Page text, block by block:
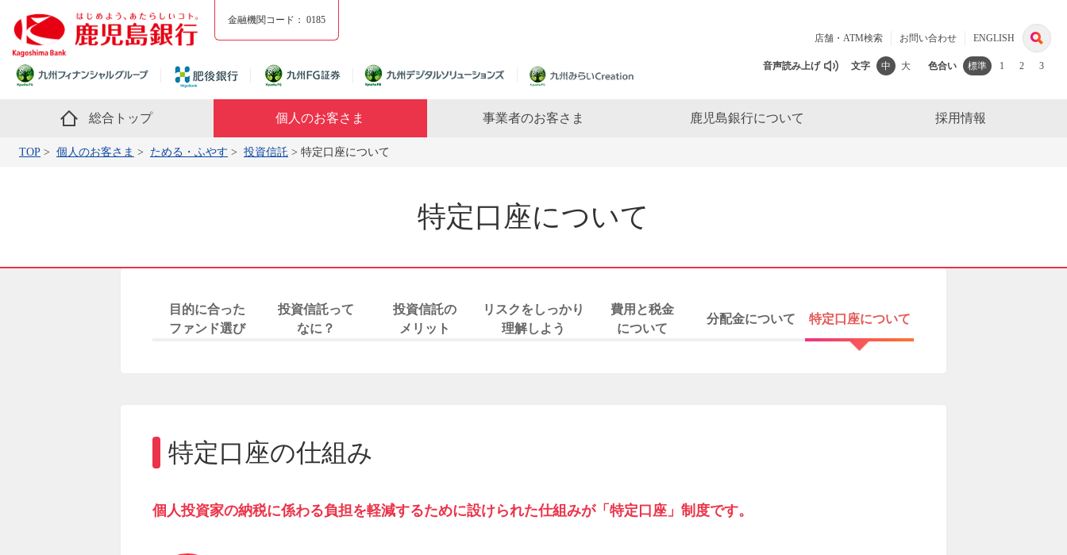
金融機関コード： 0185
店舗・ATM検索
お問い合わせ ENGLISH
検
索
音声読み上げ
文字 中 大 色合い 標準 1 2 3
総合トップ 個人のお客さま 事業者のお客さま 鹿児島銀行について 採用情報
TOP 個人のお客さま ためる・ふやす 投資信託 特定口座について
特定口座について
目的に合った
ファンド選び
投資信託って
なに？
投資信託の
メリット
リスクをしっかり
理解しよう
費用と税金
について
分配金について 特定口座について
特定口座の仕組み
個人投資家の納税に係わる負担を軽減するために設けられた仕組みが「特定口座」制度です。